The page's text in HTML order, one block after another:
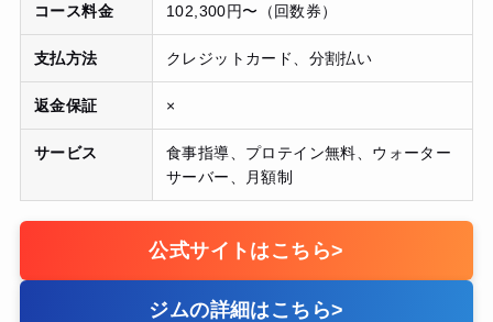
コース料金 102,300円〜（回数券）
支払方法 クレジットカード、分割払い
返金保証 ×
サービス
食事指導、プロテイン無料、ウォーター
サーバー、月額制
公式サイトはこちら>
ジムの詳細はこちら>